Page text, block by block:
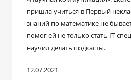
пришла учиться в Первый
знаний по математике не
помог ей не только стать IT-
научил делать подкасты.
12.07.2021